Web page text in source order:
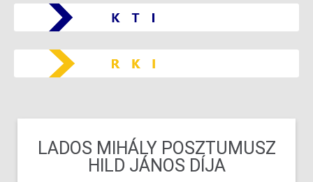
LADOS MIHÁLY POSZTUMUSZ
HILD JÁNOS DÍJA